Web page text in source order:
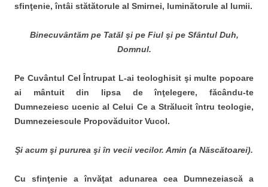
sfinţenie, întâi stătătorule al Smirnei, luminătorule al lumii.
Binecuvântăm pe Tatăl şi pe Fiul şi pe Sfântul Duh,
Domnul.
Pe Cuvântul Cel Întrupat L-ai teologhisit şi multe popoare
ai mântuit din lipsa de înţelegere, făcându-te
Dumnezeiesc ucenic al Celui Ce a Strălucit întru teologie,
Dumnezeiescule Propovăduitor Vucol.
Şi acum şi pururea şi în vecii vecilor. Amin (a Născătoarei).
Cu sfinţenie a învăţat adunarea cea Dumnezeiască a